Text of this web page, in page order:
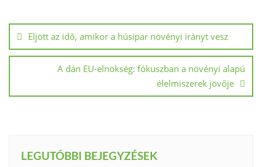
Eljött az idő, amikor a húsipar növényi irányt vesz
A dán EU-elnökség: fókuszban a növényi alapú
élelmiszerek jövője
LEGUTÓBBI BEJEGYZÉSEK